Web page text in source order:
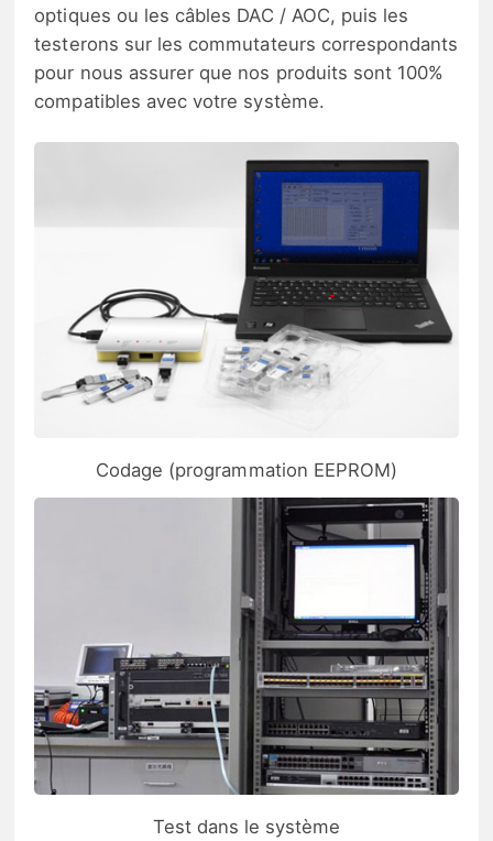
optiques ou les câbles DAC / AOC, puis les
testerons sur les commutateurs correspondants
pour nous assurer que nos produits sont 100%
compatibles avec votre système.
Codage (programmation EEPROM)
Test dans le système